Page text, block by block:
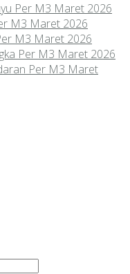
Per M3 Maret 2026
M3 Maret 2026
M3 Maret 2026
Per M3 Maret 2026
Per M3 Maret